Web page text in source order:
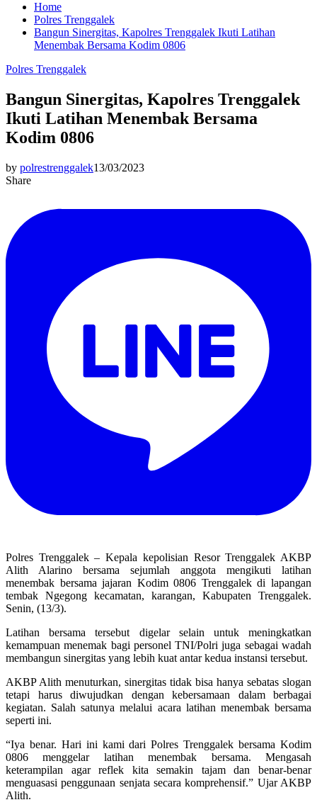
Home
Polres Trenggalek
Bangun Sinergitas, Kapolres Trenggalek Ikuti Latihan
Menembak Bersama Kodim 0806
Polres Trenggalek
Bangun Sinergitas, Kapolres Trenggalek
Ikuti Latihan Menembak Bersama
Kodim 0806
by polrestrenggalek13/03/2023
Share
Polres Trenggalek – Kepala kepolisian Resor Trenggalek AKBP
Alith Alarino bersama sejumlah anggota mengikuti latihan
menembak bersama jajaran Kodim 0806 Trenggalek di lapangan
tembak Ngegong kecamatan, karangan, Kabupaten Trenggalek.
Senin, (13/3).
Latihan bersama tersebut digelar selain untuk meningkatkan
kemampuan menemak bagi personel TNI/Polri juga sebagai wadah
membangun sinergitas yang lebih kuat antar kedua instansi tersebut.
AKBP Alith menuturkan, sinergitas tidak bisa hanya sebatas slogan
tetapi harus diwujudkan dengan kebersamaan dalam berbagai
kegiatan. Salah satunya melalui acara latihan menembak bersama
seperti ini.
“Iya benar. Hari ini kami dari Polres Trenggalek bersama Kodim
0806 menggelar latihan menembak bersama. Mengasah
keterampilan agar reflek kita semakin tajam dan benar-benar
menguasasi penggunaan senjata secara komprehensif.” Ujar AKBP
Alith.